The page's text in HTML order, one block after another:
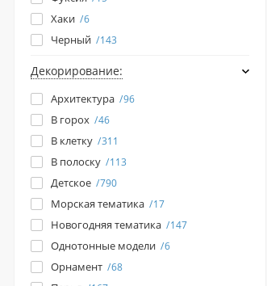
Хаки 6
Черный 143
Декорирование:
Архитектура 96
В горох 46
В клетку 311
В полоску 113
Детское 790
Морская тематика 17
Новогодняя тематика 147
Однотонные модели 6
Орнамент 68